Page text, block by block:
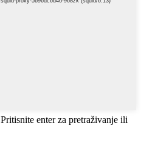
Pritisnite enter za pretraživanje ili